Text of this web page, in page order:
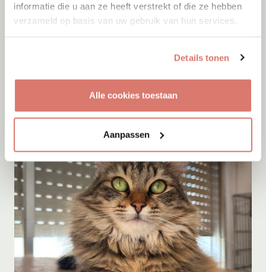
informatie die u aan ze heeft verstrekt of die ze hebben
verzameld op basis van uw gebruik van hun services.
Details tonen
Alle cookies toestaan
Aanpassen